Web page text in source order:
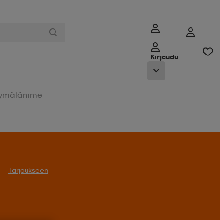
Kirjaudu
Tarjoukseen